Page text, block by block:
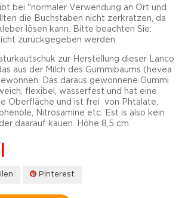
bei "normaler Verwendung an Ort und
die Buchstaben nicht zerkratzen, da
lösen kann. Bitte beachten Sie:
zurückgegeben werden.
zur Herstellung dieser Lanco
aus der Milch des Gummibaums (hevea
Das daraus gewonnene Gummi
flexibel, wasserfest und hat eine
Oberfläche und ist frei von Phtalate,
Nitrosamine etc. Est is also kein
daarauf kauen. Höhe 8,5 cm.
Pinterest